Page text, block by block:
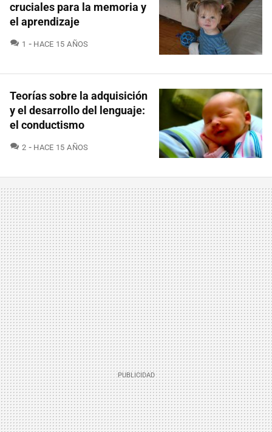
cruciales para la memoria y
el aprendizaje
1 COMENTARIOS
HACE 15 AÑOS
Teorías sobre la adquisición
y el desarrollo del lenguaje:
el conductismo
2 COMENTARIOS
HACE 15 AÑOS